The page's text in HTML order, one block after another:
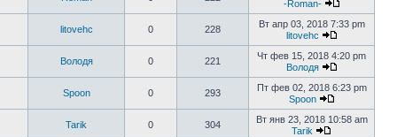
-Roman-
litovehc 0 228
Вт апр 03, 2018 7:33 pm
litovehc
Володя 0 221
Чт фев 15, 2018 4:20 pm
Володя
Spoon 0 293
Пт фев 02, 2018 6:23 pm
Spoon
Tarik 0 304
Вт янв 23, 2018 10:58 am
Tarik